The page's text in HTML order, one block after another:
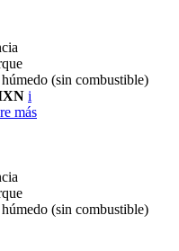
húmedo (sin combustible)
i
más
húmedo (sin combustible)